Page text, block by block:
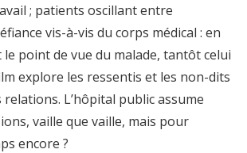
; patients oscillant entre
vis-à-vis du corps médical : en
point de vue du malade, tantôt celui
explore les ressentis et les non-dits
L’hôpital public assume
vaille que vaille, mais pour
encore ?